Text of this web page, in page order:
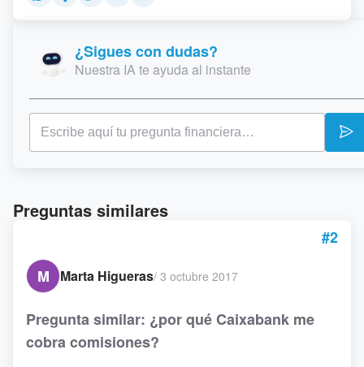
¿Sigues con dudas?
Nuestra IA te ayuda al instante
Preguntas similares
#2
M
Marta Higueras/ 3 octubre 2017
Pregunta similar: ¿por qué Caixabank me
cobra comisiones?